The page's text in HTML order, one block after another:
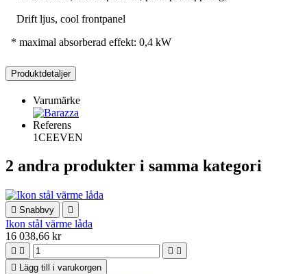
Drift ljus, cool frontpanel
* maximal absorberad effekt: 0,4 kW
Produktdetaljer
Varumärke
Referens
1CEEVEN
2 andra produkter i samma kategori
 Snabbvy 
Ikon stål värme låda
16 038,66 kr
   
 Lägg till i varukorgen